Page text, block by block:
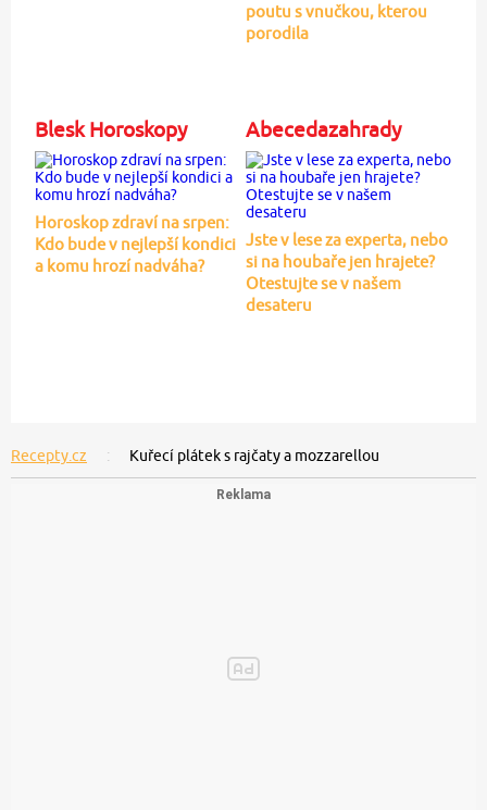
poutu s vnučkou, kterou
porodila
Blesk Horoskopy
Horoskop zdraví na srpen:
Kdo bude v nejlepší kondici
a komu hrozí nadváha?
Abecedazahrady
Jste v lese za experta, nebo
si na houbaře jen hrajete?
Otestujte se v našem
desateru
Recepty.cz Kuřecí plátek s rajčaty a mozzarellou